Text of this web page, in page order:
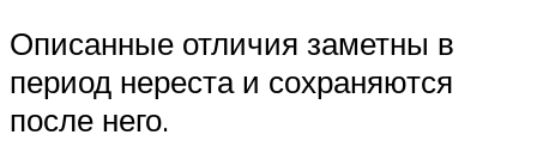
Описанные отличия заметны в
период нереста и сохраняются
после него.